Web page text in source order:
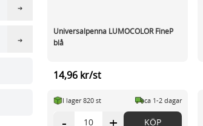
Universalpenna LUMOCOLOR FineP
blå
14,96 kr/st
I lager 820 st ca 1-2 dagar
KÖP